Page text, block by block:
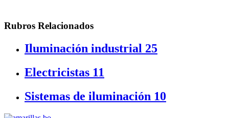
Rubros Relacionados
Iluminación industrial 25
Electricistas 11
Sistemas de iluminación 10